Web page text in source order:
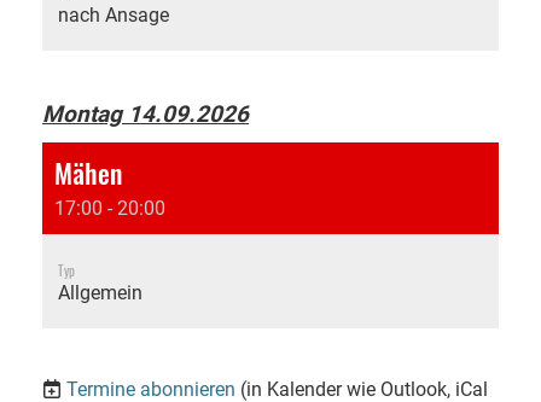
nach Ansage
Montag 14.09.2026
Mähen
17:00 - 20:00
Typ
Allgemein
Termine abonnieren (in Kalender wie Outlook, iCal